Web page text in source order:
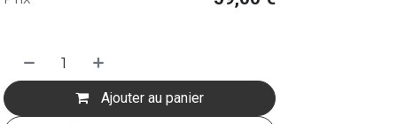
Ajouter au panier